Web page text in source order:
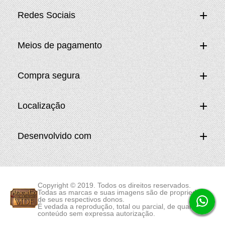
Redes Sociais
Meios de pagamento
Compra segura
Localização
Desenvolvido com
Copyright © 2019. Todos os direitos reservados.
Todas as marcas e suas imagens são de propriedade
de seus respectivos donos.
É vedada a reprodução, total ou parcial, de qualquer
conteúdo sem expressa autorização.